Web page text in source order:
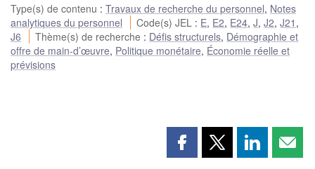
Type(s) de contenu : Travaux de recherche du personnel, Notes
analytiques du personnel
Code(s) JEL : E, E2, E24,J,J2,J21 ,
J6
Thème(s) de recherche : Défis structurels, Démographie et
offre de main-d’œuvre, Politique monétaire, Économie réelle et
prévisions
PartagerPartagerPartager